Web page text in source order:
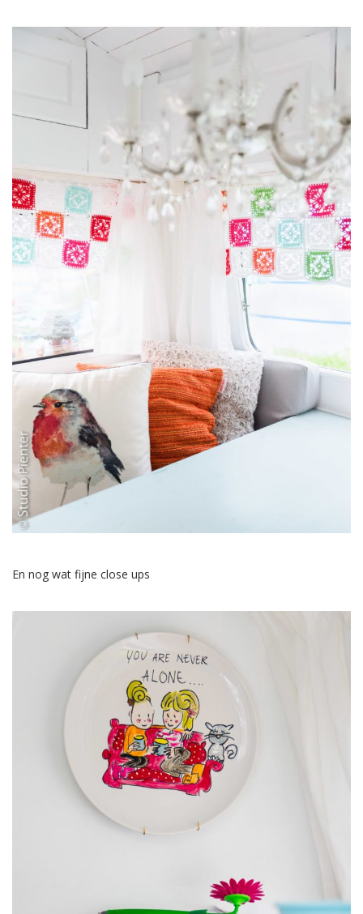
En nog wat fijne close ups